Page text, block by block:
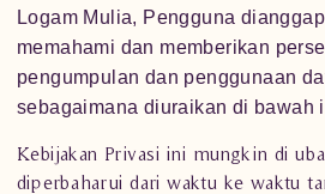
Logam Mulia, Pengguna
memahami dan memberikan
pengumpulan dan penggunaan
sebagaimana diuraikan di bawah
Kebijakan Privasi ini mungkin di
diperbaharui dari waktu ke waktu